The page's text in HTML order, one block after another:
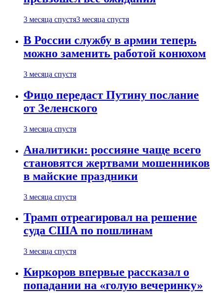
3 месяца спустя3 месяца спустя
В России службу в армии теперь
можно заменить работой конюхом
3 месяца спустя
Фицо передаст Путину послание
от Зеленского
3 месяца спустя
Аналитики: россияне чаще всего
становятся жертвами мошенников
в майские праздники
3 месяца спустя
Трамп отреагировал на решение
суда США по пошлинам
3 месяца спустя
Киркоров впервые рассказал о
попадании на «голую вечеринку»